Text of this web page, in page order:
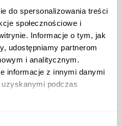
do spersonalizowania treści
społecznościowe i
Informacje o tym, jak
udostępniamy partnerom
i analitycznym.
informacje z innymi danymi
podczas
, 194/2 Warszawa, 02-390